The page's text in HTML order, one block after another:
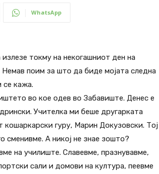
WhatsApp
токму на некогашниот ден на
поим за што да биде мојата следна
се кажа.
во кое одев во Забавиште. Денес е
Учителка ми беше другарката
кошаркарски гуру, Марин Докузовски. Тој
сменивме. А никој не знае зошто?
на училиште. Славевме, празнувавме,
сали и домови на култура, пеевме